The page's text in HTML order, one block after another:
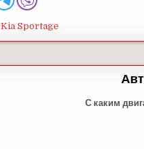
Kia Sportage
С каким